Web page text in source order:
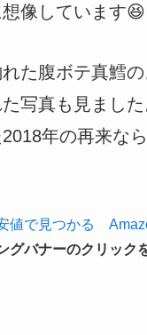
像しています😆
た腹ボテ真鱈
写真も見まし
年の再来な
値で見つかる
グバナーのクリック